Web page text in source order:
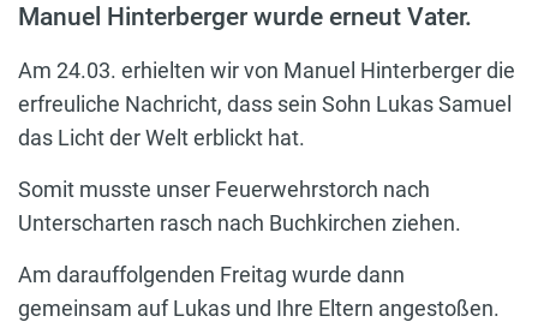
Manuel Hinterberger wurde erneut Vater.
Am 24.03. erhielten wir von Manuel Hinterberger die
erfreuliche Nachricht, dass sein Sohn Lukas Samuel
das Licht der Welt erblickt hat.
Somit musste unser Feuerwehrstorch nach
Unterscharten rasch nach Buchkirchen ziehen.
Am darauffolgenden Freitag wurde dann
gemeinsam auf Lukas und Ihre Eltern angestoßen.